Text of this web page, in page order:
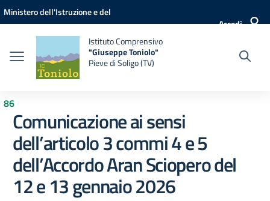
Vai ai contenuti
Vai al menu di navigazione
Vai al footer
Ministero dell'Istruzione e del
Accedi
Istituto Comprensivo
"Giuseppe Toniolo"
Pieve di Soligo (TV)
86
Comunicazione ai sensi
dell’articolo 3 commi 4 e 5
dell’Accordo Aran Sciopero del
12 e 13 gennaio 2026